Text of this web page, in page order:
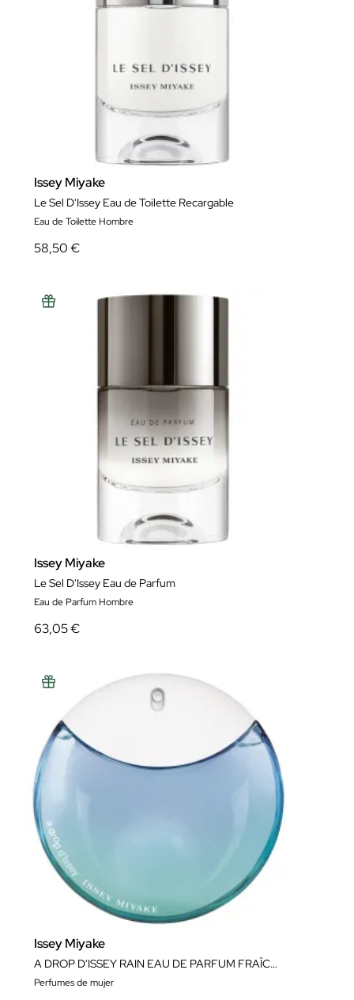
Issey Miyake
Le Sel D'Issey Eau de Toilette Recargable
Eau de Toilette Hombre
58,50 €
Issey Miyake
Le Sel D'Issey Eau de Parfum
Eau de Parfum Hombre
63,05 €
Issey Miyake
A DROP D'ISSEY RAIN EAU DE PARFUM FRAÎCHE
Perfumes de mujer